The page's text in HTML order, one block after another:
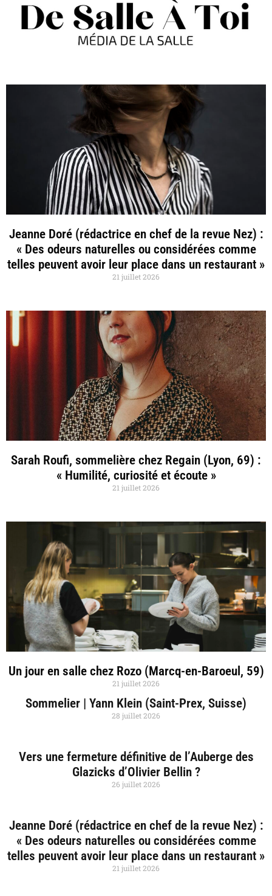
Jeanne Doré (rédactrice en chef de la revue Nez) :
« Des odeurs naturelles ou considérées comme
telles peuvent avoir leur place dans un restaurant »
21 juillet 2026
Sarah Roufi, sommelière chez Regain (Lyon, 69) :
« Humilité, curiosité et écoute »
21 juillet 2026
Un jour en salle chez Rozo (Marcq-en-Baroeul, 59)
21 juillet 2026
Sommelier | Yann Klein (Saint-Prex, Suisse)
28 juillet 2026
Vers une fermeture définitive de l’Auberge des
Glazicks d’Olivier Bellin ?
26 juillet 2026
Jeanne Doré (rédactrice en chef de la revue Nez) :
« Des odeurs naturelles ou considérées comme
telles peuvent avoir leur place dans un restaurant »
21 juillet 2026